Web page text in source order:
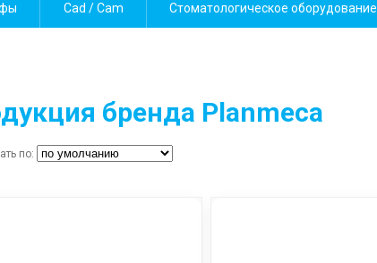
Cad / Cam Стоматологическое оборудование
бренда Planmeca
по: